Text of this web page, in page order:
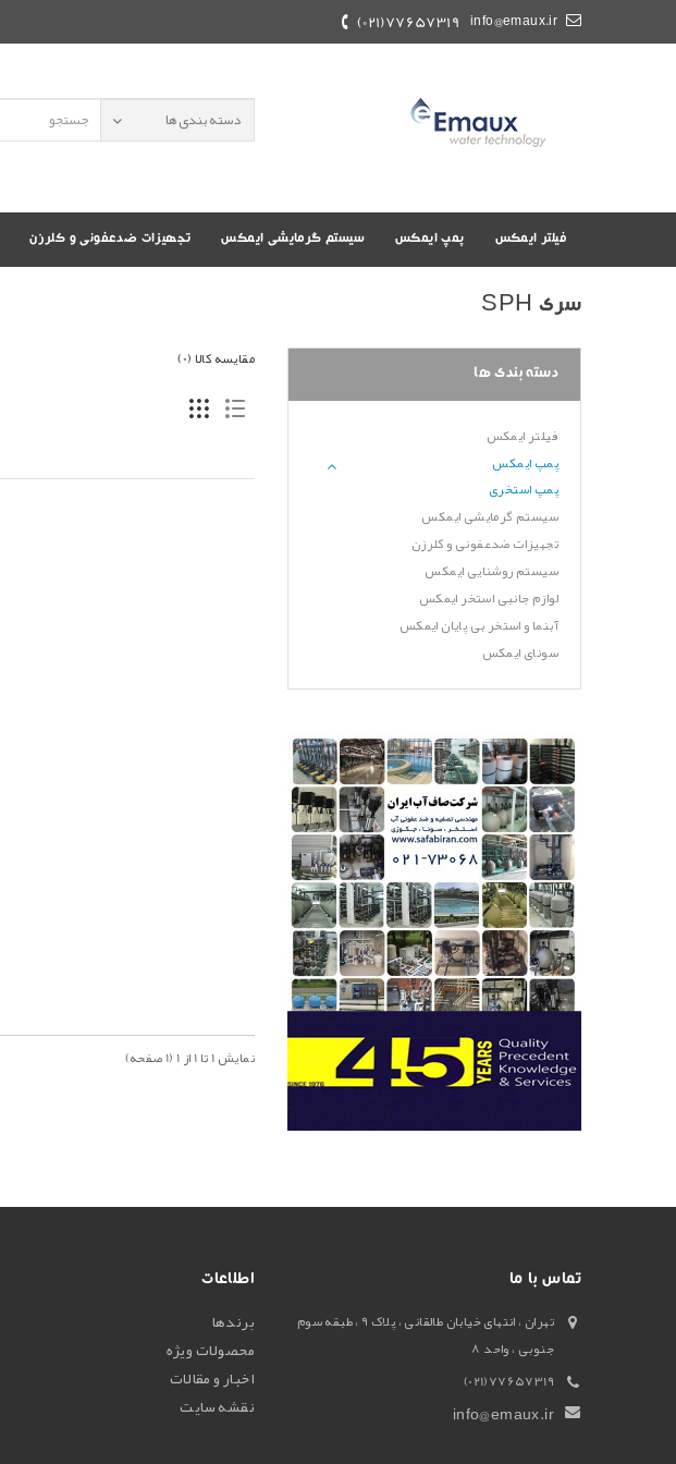
77657319(021) info@emaux.ir
فیلتر ایمکس پمپ ایمکس سیستم گرمایشی ایمکس تجهیزات ضدعفونی و کلرزن
سری SPH
دسته بندی ها
فیلتر ایمکس
پمپ ایمکس
پمپ استخری
سیستم گرمایشی ایمکس
تجهیزات ضدعفونی و کلرزن
سیستم روشنایی ایمکس
لوازم جانبی استخر ایمکس
آبنما و استخر بی پایان ایمکس
سونای ایمکس
مقایسه کالا (0)
نمايش 1 تا 1 از 1 (1 صفحه)
اطلاعات
برندها
محصولات ویژه
اخبار و مقالات
نقشه سایت
تماس با ما
تهران ، انتهای خیابان طالقانی ، پلاک 9 ، طبقه سوم
جنوبی ، واحد 8
77657319(021)
info@emaux.ir